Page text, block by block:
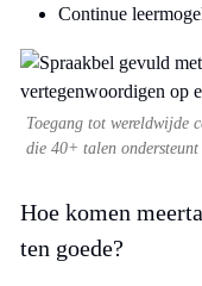
Continue
Toegang tot wereldwijde
die 40+ talen
Hoe komen
ten goede?